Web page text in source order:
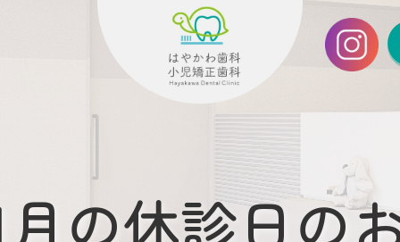
月の休診日の